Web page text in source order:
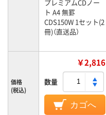
プレミアムCDノー
ト A4 無罫
CDS150W 1セット(2
冊)（直送品）
価格
(税込)
￥2,816
数量
カゴへ